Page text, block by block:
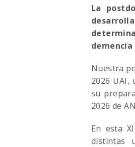
La
Nuestra
2026 UAI,
su
2026 de
En esta
distintas